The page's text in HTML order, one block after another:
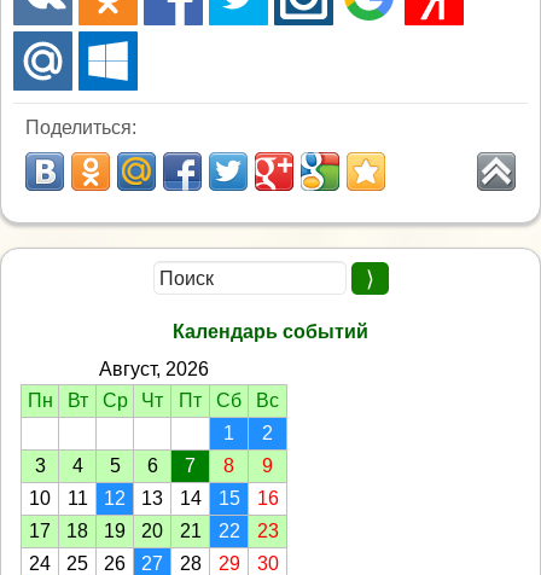
Поделиться:
Календарь событий
Август, 2026
Пн
Вт Ср Чт Пт Сб
Вс
1
2
3
4 5 6 7 8
9
10
11 12 13 14 15
16
17
18 19 20 21 22
23
24
25 26 27 28 29
30